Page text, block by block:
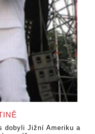
dobyli Jižní Ameriku a